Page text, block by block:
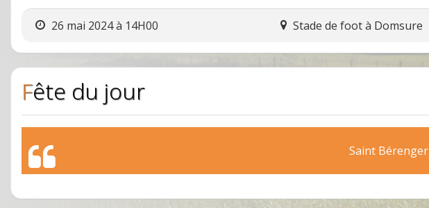
26 mai 2024 à 14H00 Stade de footà Domsure
Fête du jour
Saint Bérenger